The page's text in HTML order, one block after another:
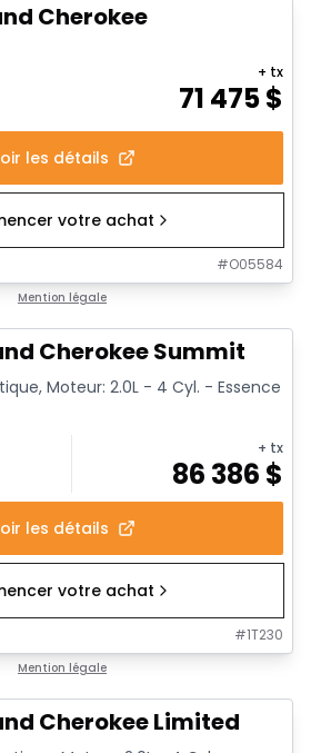
Cherokee
71 475$
+ tx
les détails
votre achat
#O05584
Mention légale
Cherokee Summit
Moteur: 2.0L - 4 Cyl. - Essence
+ tx
86 386 $
les détails
votre achat
#1T230
Mention légale
Cherokee Limited